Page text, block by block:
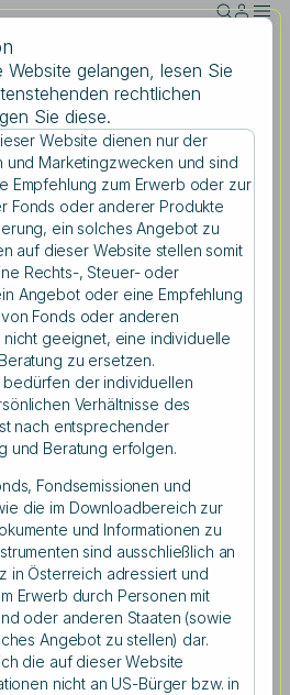
Künstliche
Große
für
Köppl-Turyna und der
Thomas Dangl am
gelangen, lesen Sie
rechtlichen
Sie diese.
Website dienen nur der
und Marketingzwecken und sind
Empfehlung zum Erwerb oder zur
Fonds oder anderer Produkte
ein solches Angebot zu
auf dieser Website stellen somit
Rechts-, Steuer- oder
Angebot oder eine Empfehlung
Fonds oder anderen
geeignet, eine individuelle
zu ersetzen.
der individuellen
Verhältnisse des
nach entsprechender
und Beratung erfolgen.
Fondsemissionen und
die im Downloadbereich zur
und Informationen zu
sind ausschließlich an
in Österreich adressiert und
Erwerb durch Personen mit
oder anderen Staaten (sowie
Angebot zu stellen) dar.
die auf dieser Website
nicht an US-Bürger bzw. in